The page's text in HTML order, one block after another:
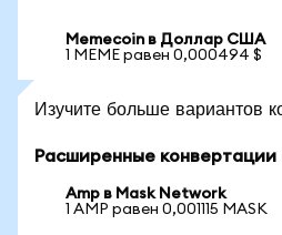
Memecoin в Доллар США
1 MEME равен 0,000494 $
Изучите больше вариантов
Расширенные конвертации
Amp в Mask Network
1 AMP равен 0,001115 MASK